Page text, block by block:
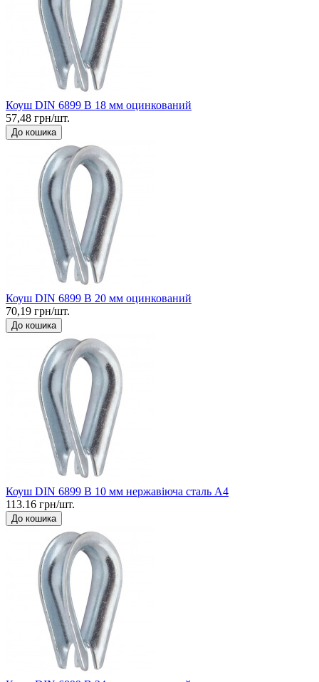
Коуш DIN 6899 B 18 мм оцинкований
57,48 грн/шт.
До кошика
Коуш DIN 6899 B 20 мм оцинкований
70,19 грн/шт.
До кошика
Коуш DIN 6899 B 10 мм нержавіюча сталь А4
113.16 грн/шт.
До кошика